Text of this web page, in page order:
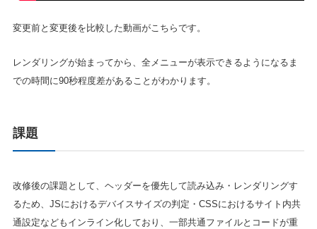
変更前と変更後を比較した動画がこちらです。
レンダリングが始まってから、全メニューが表示できるようになるま
での時間に90秒程度差があることがわかります。
課題
改修後の課題として、ヘッダーを優先して読み込み・レンダリングす
るため、JSにおけるデバイスサイズの判定・CSSにおけるサイト内共
通設定などもインライン化しており、一部共通ファイルとコードが重